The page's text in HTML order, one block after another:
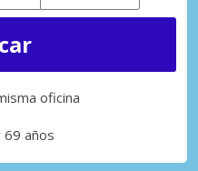
oficina
años